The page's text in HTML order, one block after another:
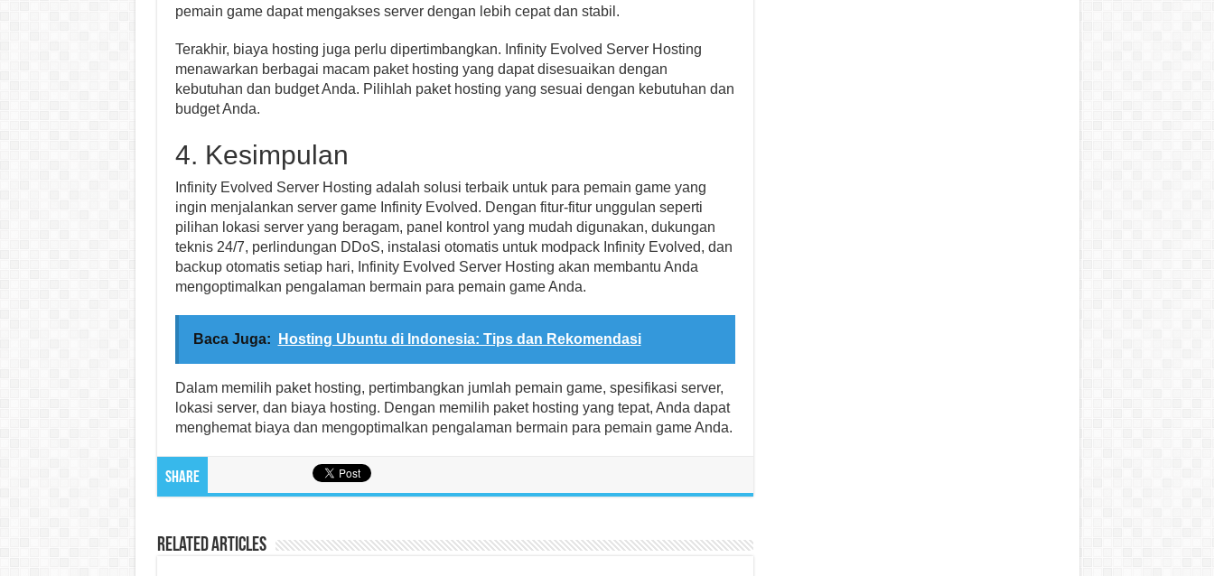
pemain game dapat mengakses server dengan lebih cepat dan stabil.
Terakhir, biaya hosting juga perlu dipertimbangkan. Infinity Evolved Server Hosting
menawarkan berbagai macam paket hosting yang dapat disesuaikan dengan
kebutuhan dan budget Anda. Pilihlah paket hosting yang sesuai dengan kebutuhan dan
budget Anda.
4. Kesimpulan
Infinity Evolved Server Hosting adalah solusi terbaik untuk para pemain game yang
ingin menjalankan server game Infinity Evolved. Dengan fitur-fitur unggulan seperti
pilihan lokasi server yang beragam, panel kontrol yang mudah digunakan, dukungan
teknis 24/7, perlindungan DDoS, instalasi otomatis untuk modpack Infinity Evolved, dan
backup otomatis setiap hari, Infinity Evolved Server Hosting akan membantu Anda
mengoptimalkan pengalaman bermain para pemain game Anda.
Baca Juga: Hosting Ubuntu di Indonesia: Tips dan Rekomendasi
Dalam memilih paket hosting, pertimbangkan jumlah pemain game, spesifikasi server,
lokasi server, dan biaya hosting. Dengan memilih paket hosting yang tepat, Anda dapat
menghemat biaya dan mengoptimalkan pengalaman bermain para pemain game Anda.
Share
Related Articles